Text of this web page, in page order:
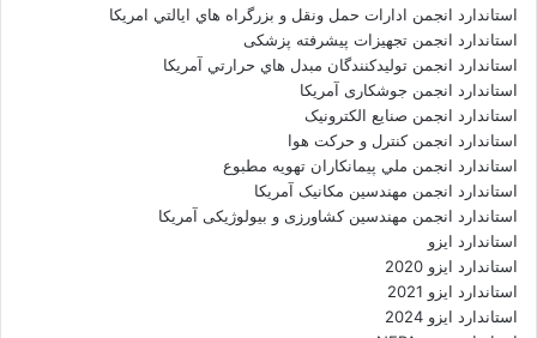
استاندارد انجمن ادارات حمل ونقل و بزرگراه هاي ايالتي امريکا
استاندارد انجمن تجهیزات پیشرفته پزشکی
استاندارد انجمن توليدکنندگان مبدل هاي حرارتي آمريکا
استاندارد انجمن جوشکاری آمریکا
استاندارد انجمن صنايع الکترونيک
استاندارد انجمن کنترل و حرکت هوا
استاندارد انجمن ملي پيمانکاران تهويه مطبوع
استاندارد انجمن مهندسين مکانيک آمريکا
استاندارد انجمن مهندسین کشاورزی و بیولوژیکی آمریکا
استاندارد ایزو
استاندارد ایزو 2020
استاندارد ایزو 2021
استاندارد ایزو 2024